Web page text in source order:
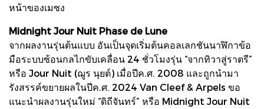
หน้าของเมซง
Midnight Jour Nuit Phase de Lune
จากผลงานรุ่นต้นแบบ อันเป็นจุดเริ่มต้นคอลเลกชันนาฬิกาข้อ
มือระบบซ้อนกลไกขับเคลื่อน 24 ชั่วโมงรุ่น “จากทิวาสู่ราตรี”
หรือ Jour Nuit (ฌูร นุยต์) เมื่อปีค.ศ. 2008 และถูกนำมา
รังสรรค์ขยายผลในปีค.ศ. 2024 Van Cleef & Arpels ขอ
แนะนำผลงานรุ่นใหม่ “ดิถีจันทร์” หรือ Midnight Jour Nuit